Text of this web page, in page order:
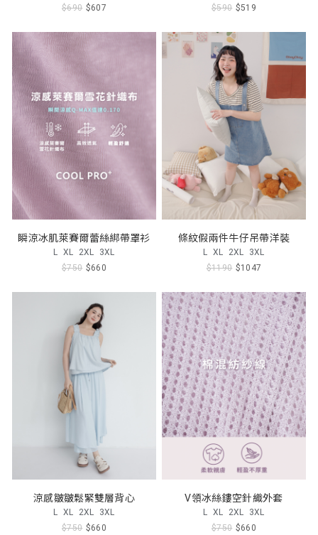
$690 $607
$590 $519
瞬涼冰肌萊賽爾蕾絲綁帶罩衫
L XL 2XL 3XL
$750 $660
條紋假兩件牛仔吊帶洋裝
L XL 2XL 3XL
$1190 $1047
涼感皺皺鬆緊雙層背心
L XL 2XL 3XL
$750 $660
V領冰絲鏤空針織外套
L XL 2XL 3XL
$750 $660